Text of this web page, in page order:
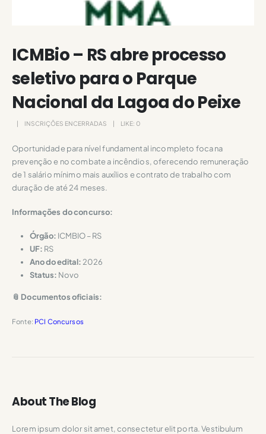
ICMBio – RS abre processo
seletivo para o Parque
Nacional da Lagoa do Peixe
INSCRIÇÕES ENCERRADAS LIKE: 0
Oportunidade para nível fundamental incompleto foca na
prevenção e no combate a incêndios, oferecendo remuneração
de 1 salário mínimo mais auxílios e contrato de trabalho com
duração de até 24 meses.
Informações do concurso:
Órgão: ICMBIO – RS
UF: RS
Ano do edital: 2026
Status: Novo
📎 Documentos oficiais:
Fonte: PCI Concursos
About The Blog
Lorem ipsum dolor sit amet, consectetur elit porta. Vestibulum